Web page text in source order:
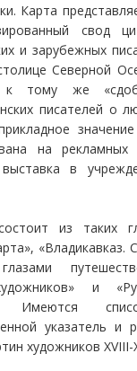
Карта
свод
и зарубежных
Северной
к тому же
писателей о
на
выставка в
из таких
«Владикавказ.
и
Имеются
указатель и
художников XVIII-